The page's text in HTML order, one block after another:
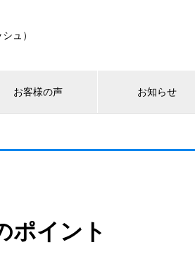
ュ）
お客様の声 お知らせ
ポイント